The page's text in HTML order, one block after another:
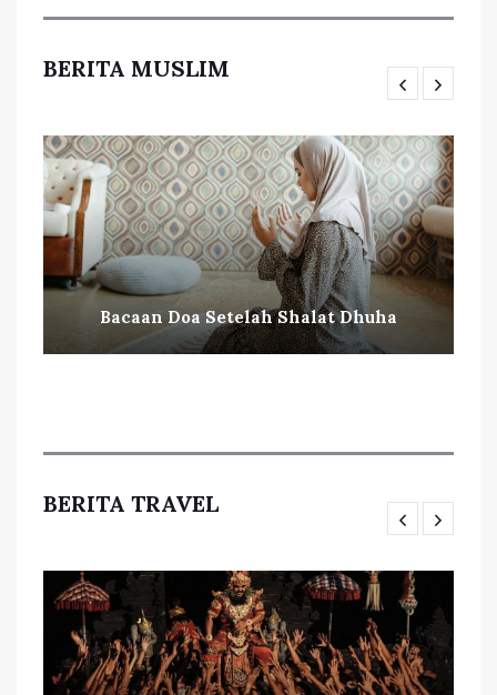
BERITA MUSLIM
Bacaan Doa Setelah Shalat Dhuha
BERITA TRAVEL